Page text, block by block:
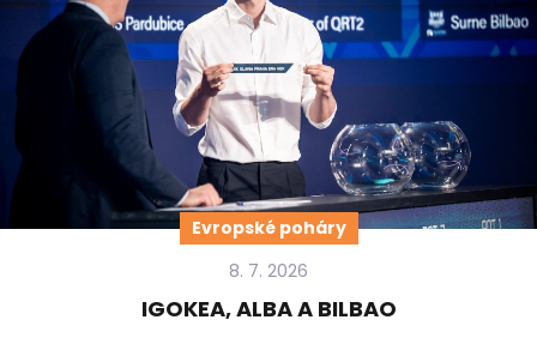
Evropské poháry
8. 7. 2026
IGOKEA, ALBA A BILBAO